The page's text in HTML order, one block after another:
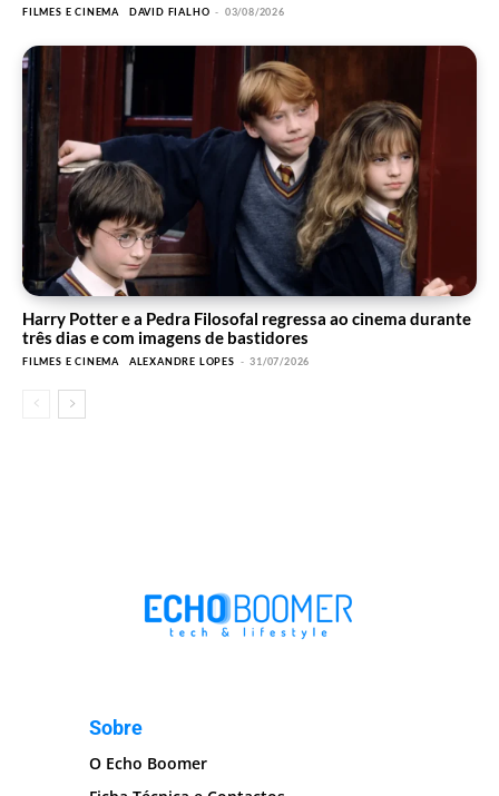
FILMES E CINEMA DAVID FIALHO - 03/08/2026
Harry Potter e a Pedra Filosofal regressa ao cinema durante
três dias e com imagens de bastidores
FILMES E CINEMA ALEXANDRE LOPES - 31/07/2026
Sobre
O Echo Boomer